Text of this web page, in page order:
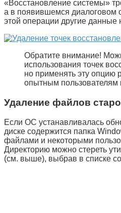
«Восстановление системы»
а в появившемся диалоговом
этой операции другие данные
Обратите внимание!
использования точек
но применять эту опцию
опытным пользователям
Удаление файлов
Если ОС устанавливалась
диске содержится папка
файлами и некоторыми
Директорию можно стереть
(см. выше), выбрав в списке